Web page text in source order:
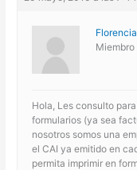
Miembro
Hola, Les consulto
formularios (ya sea
nosotros somos una
el CAI ya emitido en
permita imprimir en